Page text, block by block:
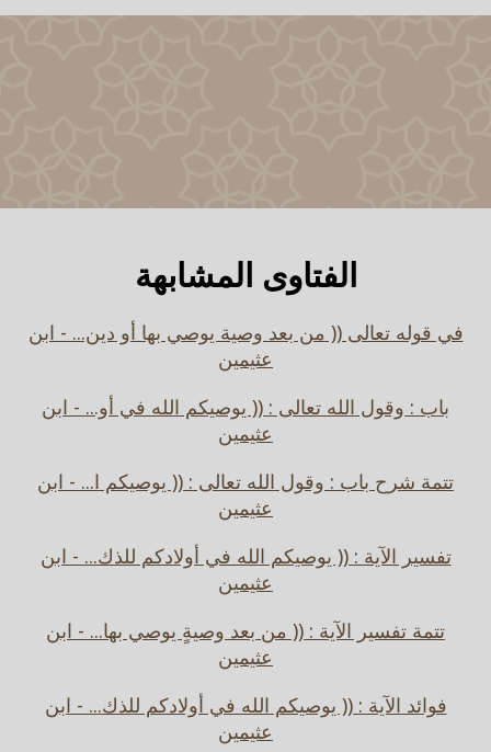
الفتاوى المشابهة
في قوله تعالى (( من بعد وصية يوصي بها أو دين... - ابن
عثيمين
باب : وقول الله تعالى : (( يوصيكم الله في أو... - ابن
عثيمين
تتمة شرح باب : وقول الله تعالى : (( يوصيكم ا... - ابن
عثيمين
تفسير الآية : (( يوصيكم الله في أولادكم للذك... - ابن
عثيمين
تتمة تفسير الآية : (( من بعد وصيةٍ يوصي بها... - ابن
عثيمين
فوائد الآية : (( يوصيكم الله في أولادكم للذك... - ابن
عثيمين